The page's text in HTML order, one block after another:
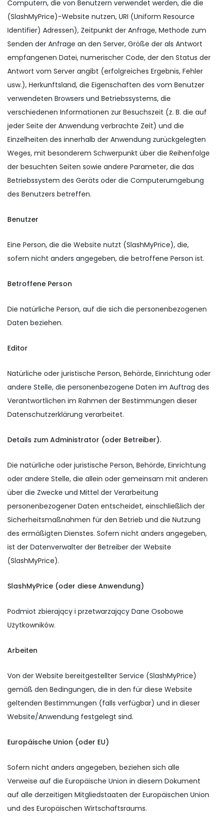
Computern, die von Benutzern verwendet werden, die die
(SlashMyPrice)-Website nutzen, URI (Uniform Resource
Identifier) ​​​​Adressen), Zeitpunkt der Anfrage, Methode zum
Senden der Anfrage an den Server, Größe der als Antwort
empfangenen Datei, numerischer Code, der den Status der
Antwort vom Server angibt (erfolgreiches Ergebnis, Fehler
usw.), Herkunftsland, die Eigenschaften des vom Benutzer
verwendeten Browsers und Betriebssystems, die
verschiedenen Informationen zur Besuchszeit (z. B. die auf
jeder Seite der Anwendung verbrachte Zeit) und die
Einzelheiten des innerhalb der Anwendung zurückgelegten
Weges, mit besonderem Schwerpunkt über die Reihenfolge
der besuchten Seiten sowie andere Parameter, die das
Betriebssystem des Geräts oder die Computerumgebung
des Benutzers betreffen.
Benutzer
Eine Person, die die Website nutzt (SlashMyPrice), die,
sofern nicht anders angegeben, die betroffene Person ist.
Betroffene Person
Die natürliche Person, auf die sich die personenbezogenen
Daten beziehen.
Editor
Natürliche oder juristische Person, Behörde, Einrichtung oder
andere Stelle, die personenbezogene Daten im Auftrag des
Verantwortlichen im Rahmen der Bestimmungen dieser
Datenschutzerklärung verarbeitet.
Details zum Administrator (oder Betreiber).
Die natürliche oder juristische Person, Behörde, Einrichtung
oder andere Stelle, die allein oder gemeinsam mit anderen
über die Zwecke und Mittel der Verarbeitung
personenbezogener Daten entscheidet, einschließlich der
Sicherheitsmaßnahmen für den Betrieb und die Nutzung
des ermäßigten Dienstes. Sofern nicht anders angegeben,
ist der Datenverwalter der Betreiber der Website
(SlashMyPrice).
SlashMyPrice (oder diese Anwendung)
Podmiot zbierający i przetwarzający Dane Osobowe
Użytkowników.
Arbeiten
Von der Website bereitgestellter Service (SlashMyPrice)
gemäß den Bedingungen, die in den für diese Website
geltenden Bestimmungen (falls verfügbar) und in dieser
Website/Anwendung festgelegt sind.
Europäische Union (oder EU)
Sofern nicht anders angegeben, beziehen sich alle
Verweise auf die Europäische Union in diesem Dokument
auf alle derzeitigen Mitgliedstaaten der Europäischen Union
und des Europäischen Wirtschaftsraums.